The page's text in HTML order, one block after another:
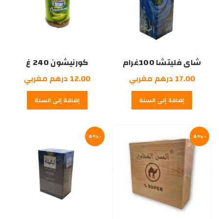
شاي فليتشا 100غرام
17.00 درهم مغربي
إضافة إلى السلة
كورنيشون 240 غ
12.00 درهم مغربي
إضافة إلى السلة
-4%
-4%